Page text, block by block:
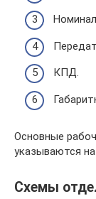
КПД.
Основные
указываются
Схемы